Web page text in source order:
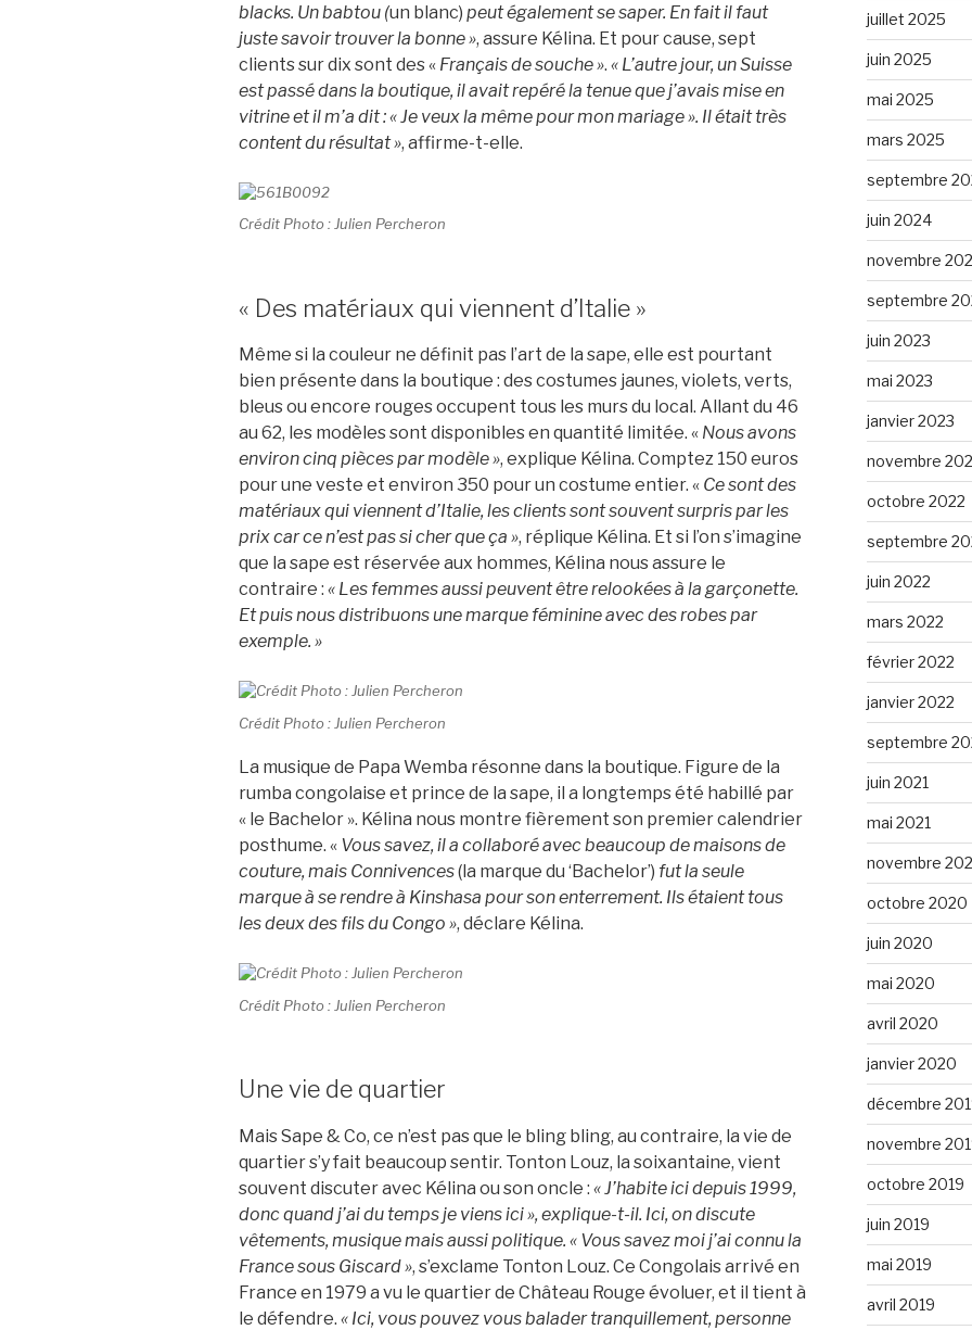
blacks. Un babtou (un blanc) peut également se saper. En fait il faut
juste savoir trouver la bonne », assure Kélina. Et pour cause, sept
clients sur dix sont des « Français de souche ». « L’autre jour, un Suisse
est passé dans la boutique, il avait repéré la tenue que j’avais mise en
vitrine et il m’a dit : « Je veux la même pour mon mariage ». Il était très
content du résultat », affirme-t-elle.
Crédit Photo : Julien Percheron
« Des matériaux qui viennent d’Italie »
Même si la couleur ne définit pas l’art de la sape, elle est pourtant
bien présente dans la boutique : des costumes jaunes, violets, verts,
bleus ou encore rouges occupent tous les murs du local. Allant du 46
au 62, les modèles sont disponibles en quantité limitée. « Nous avons
environ cinq pièces par modèle », explique Kélina. Comptez 150 euros
pour une veste et environ 350 pour un costume entier. « Ce sont des
matériaux qui viennent d’Italie, les clients sont souvent surpris par les
prix car ce n’est pas si cher que ça », réplique Kélina. Et si l’on s’imagine
que la sape est réservée aux hommes, Kélina nous assure le
contraire : « Les femmes aussi peuvent être relookées à la garçonette.
Et puis nous distribuons une marque féminine avec des robes par
exemple. »
Crédit Photo : Julien Percheron
La musique de Papa Wemba résonne dans la boutique. Figure de la
rumba congolaise et prince de la sape, il a longtemps été habillé par
« le Bachelor ». Kélina nous montre fièrement son premier calendrier
posthume. « Vous savez, il a collaboré avec beaucoup de maisons de
couture, mais Connivences(la marque du ‘Bachelor’) fut la seule
marque à se rendre à Kinshasa pour son enterrement. Ils étaient tous
les deux des fils du Congo », déclare Kélina.
Crédit Photo : Julien Percheron
Une vie de quartier
Mais Sape & Co, ce n’est pas que le bling bling, au contraire, la vie de
quartier s’y fait beaucoup sentir. Tonton Louz, la soixantaine, vient
souvent discuter avec Kélina ou son oncle : « J’habite ici depuis 1999,
donc quand j’ai du temps je viens ici », explique-t-il. Ici, on discute
vêtements, musique mais aussi politique. « Vous savez moi j’ai connu la
France sous Giscard », s’exclame Tonton Louz. Ce Congolais arrivé en
France en 1979 a vu le quartier de Château Rouge évoluer, et il tient à
le défendre. « Ici, vous pouvez vous balader tranquillement, personne
juillet 2025
juin 2025
mai 2025
mars 2025
septembre
juin 2024
novembre
septembre
juin 2023
mai 2023
janvier 2023
novembre
octobre 2022
septembre
juin 2022
mars 2022
février 2022
janvier 2022
septembre
juin 2021
mai 2021
novembre
octobre 2020
juin 2020
mai 2020
avril 2020
janvier 2020
décembre
novembre
octobre 2019
juin 2019
mai 2019
avril 2019